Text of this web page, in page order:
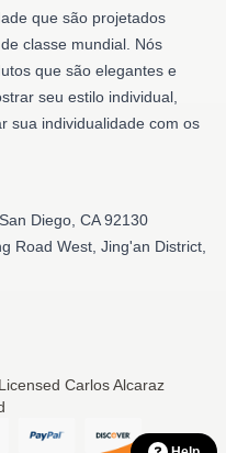
que são projetados
classe mundial. Nós
que são elegantes e
seu estilo individual,
sua individualidade com os
Diego, CA 92130
Road West, Jing'an District,
Carlos Alcaraz